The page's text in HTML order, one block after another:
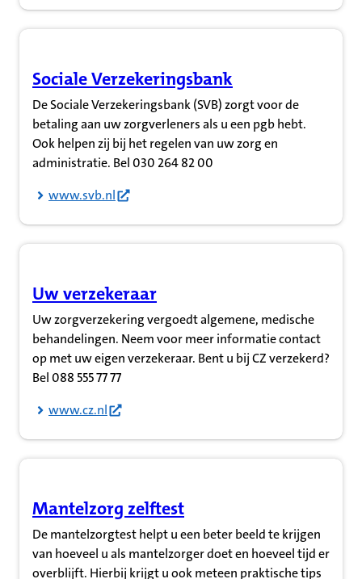
Sociale Verzekeringsbank
(Opent in nieuw tabblad)
De Sociale Verzekeringsbank (SVB) zorgt voor de
betaling aan uw zorgverleners als u een pgb hebt.
Ook helpen zij bij het regelen van uw zorg en
administratie. Bel 030 264 82 00
www.svb.nl
Uw verzekeraar
(Opent in nieuw tabblad)
Uw zorgverzekering vergoedt algemene, medische
behandelingen. Neem voor meer informatie contact
op met uw eigen verzekeraar. Bent u bij CZ verzekerd?
Bel 088 555 77 77
www.cz.nl
Mantelzorg zelftest
(Opent in nieuw tabblad)
De mantelzorgtest helpt u een beter beeld te krijgen
van hoeveel u als mantelzorger doet en hoeveel tijd er
overblijft. Hierbij krijgt u ook meteen praktische tips